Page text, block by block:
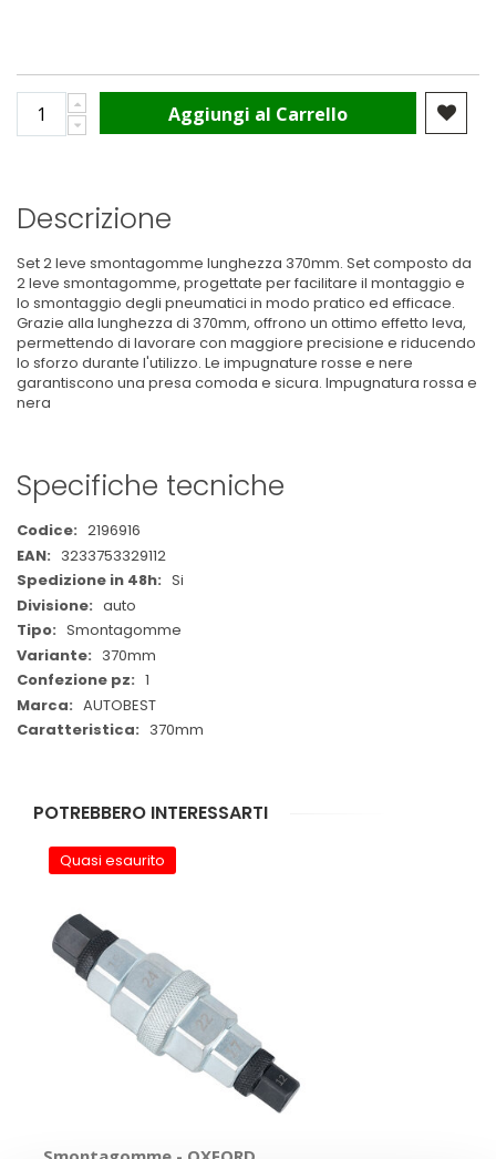
Aggiungi al Carrello
Descrizione
Set 2 leve smontagomme lunghezza 370mm. Set composto da
2 leve smontagomme, progettate per facilitare il montaggio e
lo smontaggio degli pneumatici in modo pratico ed efficace.
Grazie alla lunghezza di 370mm, offrono un ottimo effetto leva,
permettendo di lavorare con maggiore precisione e riducendo
lo sforzo durante l'utilizzo. Le impugnature rosse e nere
garantiscono una presa comoda e sicura. Impugnatura rossa e
nera
Specifiche tecniche
Maggiori
Informazioni
2196916
3233753329112
Si
auto
Smontagomme
370mm
1
AUTOBEST
370mm
POTREBBERO INTERESSARTI
Quasi esaurito